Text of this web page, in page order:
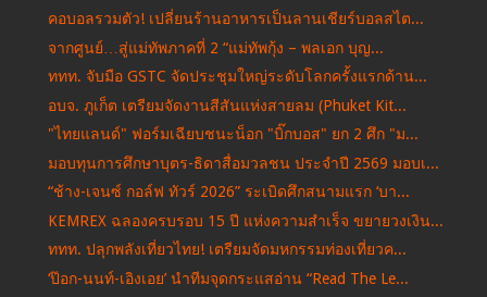
คอบอลรวมตัว! เปลี่ยนร้านอาหารเป็นลานเชียร์บอลสไต...
จากศูนย์…สู่แม่ทัพภาคที่ 2 “แม่ทัพกุ้ง – พลเอก บุญ...
ททท. จับมือ GSTC จัดประชุมใหญ่ระดับโลกครั้งแรกด้าน...
อบจ. ภูเก็ต เตรียมจัดงานสีสันแห่งสายลม (Phuket Kit...
"ไทยแลนด์" ฟอร์มเฉียบชนะน็อก "บิ๊กบอส" ยก 2 ศึก "ม...
มอบทุนการศึกษาบุตร-ธิดาสื่อมวลชน ประจำปี 2569 มอบเ...
“ช้าง-เจนซ์ กอล์ฟ ทัวร์ 2026” ระเบิดศึกสนามแรก ‘บา...
KEMREX ฉลองครบรอบ 15 ปี แห่งความสำเร็จ ขยายวงเงิน...
ททท. ปลุกพลังเที่ยวไทย! เตรียมจัดมหกรรมท่องเที่ยวค...
‘ป๊อก-นนท์-เอิงเอย’ นำทีมจุดกระแสอ่าน “Read The Le...